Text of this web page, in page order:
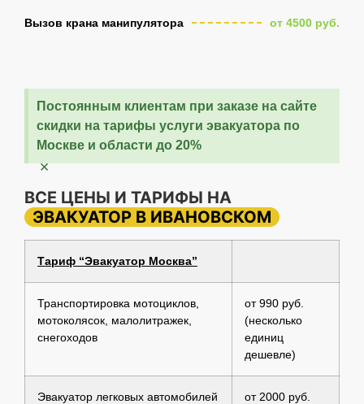
Вызов крана манипулятора от 4500 руб.
Постоянным клиентам при заказе на сайте
скидки на тарифы услуги эвакуатора по
Москве и области до 20%
×
ВСЕ ЦЕНЫ И ТАРИФЫ НА
ЭВАКУАТОР В ИВАНОВСКОМ
Тариф “Эвакуатор Москва”
Транспортировка мотоциклов,
мотоколясок, малолитражек,
снегоходов
от 990 руб.
(несколько
единиц
дешевле)
Эвакуатор легковых автомобилей
от 2000 руб.